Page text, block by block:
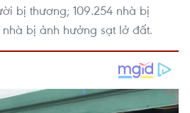
bị thương; 109.254 nhà bị
bị ảnh hưởng sạt lở đất.